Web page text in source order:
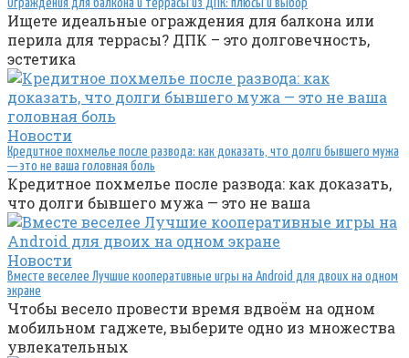
Ограждения для балкона и террасы из ДПК: плюсы и выбор
Ищете идеальные ограждения для балкона или
перила для террасы? ДПК – это долговечность,
эстетика
Новости
Кредитное похмелье после развода: как доказать, что долги бывшего мужа
— это не ваша головная боль
Кредитное похмелье после развода: как доказать,
что долги бывшего мужа — это не ваша
Новости
Вместе веселее Лучшие кооперативные игры на Android для двоих на одном
экране
Чтобы весело провести время вдвоём на одном
мобильном гаджете, выберите одно из множества
увлекательных